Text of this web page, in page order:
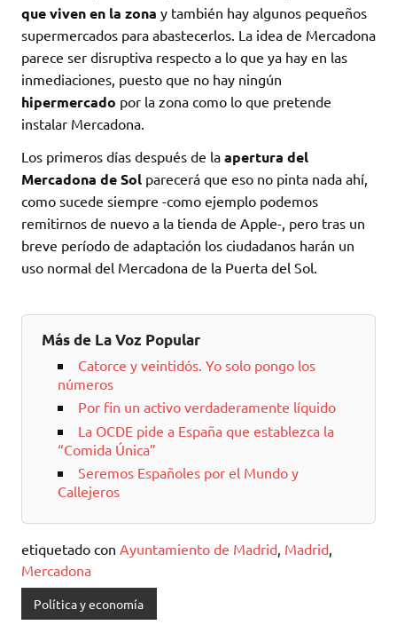
que viven en la zona y también hay algunos pequeños
supermercados para abastecerlos. La idea de Mercadona
parece ser disruptiva respecto a lo que ya hay en las
inmediaciones, puesto que no hay ningún
hipermercado por la zona como lo que pretende
instalar Mercadona.
Los primeros días después de la apertura del
Mercadona de Sol parecerá que eso no pinta nada ahí,
como sucede siempre -como ejemplo podemos
remitirnos de nuevo a la tienda de Apple-, pero tras un
breve período de adaptación los ciudadanos harán un
uso normal del Mercadona de la Puerta del Sol.
Más de La Voz Popular
Catorce y veintidós. Yo solo pongo los
números
Por fin un activo verdaderamente líquido
La OCDE pide a España que establezca la
“Comida Única”
Seremos Españoles por el Mundo y
Callejeros
etiquetado con Ayuntamiento de Madrid, Madrid,
Mercadona
Política y economía